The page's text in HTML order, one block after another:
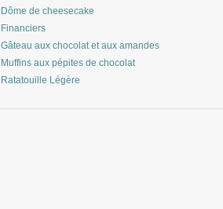
Dôme de cheesecake
Financiers
Gâteau aux chocolat et aux amandes
Muffins aux pépites de chocolat
Ratatouille Légère